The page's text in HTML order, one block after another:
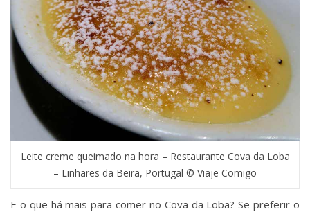
Leite creme queimado na hora – Restaurante Cova da Loba
– Linhares da Beira, Portugal © Viaje Comigo
E o que há mais para comer no Cova da Loba? Se preferir o